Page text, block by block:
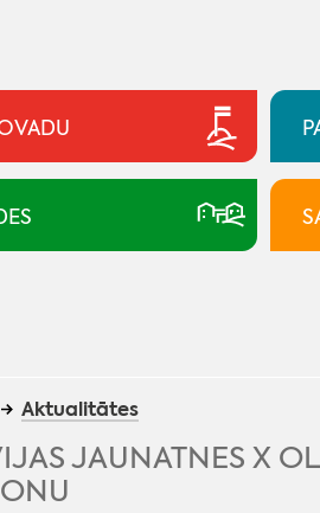
Aktualitātes
JAUNATNES X